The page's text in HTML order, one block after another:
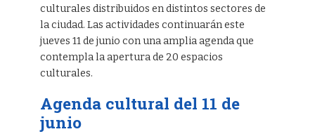
culturales distribuidos en distintos sectores de
la ciudad. Las actividades continuarán este
jueves 11 de junio con una amplia agenda que
contempla la apertura de 20 espacios
culturales.
Agenda cultural del 11 de
junio